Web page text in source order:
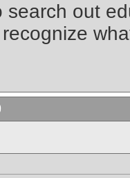
search out